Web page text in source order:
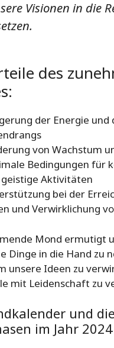
Visionen in die
des
der Energie und
von Wachstum
Bedingungen für
Aktivitäten
bei der
und Verwirklichung
Mond ermutigt
Dinge in die Hand zu
unsere Ideen zu
mit Leidenschaft zu
und die
im Jahr 2024